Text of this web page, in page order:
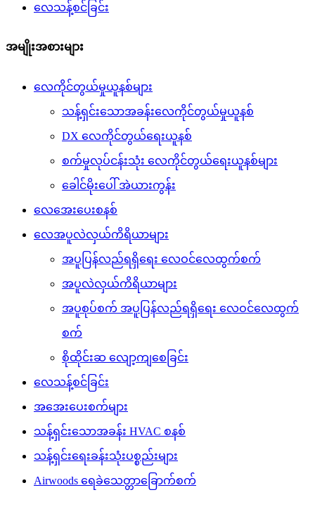
လေသန့်စင်ခြင်း
အမျိုးအစားများ
လေကိုင်တွယ်မှုယူနစ်များ
သန့်ရှင်းသောအခန်းလေကိုင်တွယ်မှုယူနစ်
DX လေကိုင်တွယ်ရေးယူနစ်
စက်မှုလုပ်ငန်းသုံး လေကိုင်တွယ်ရေးယူနစ်များ
ခေါင်မိုးပေါ် အဲယားကွန်း
လေအေးပေးစနစ်
လေအပူလဲလှယ်ကိရိယာများ
အပူပြန်လည်ရရှိရေး လေဝင်လေထွက်စက်
အပူလဲလှယ်ကိရိယာများ
အပူစုပ်စက် အပူပြန်လည်ရရှိရေး လေဝင်လေထွက်
စက်
စိုထိုင်းဆ လျော့ကျစေခြင်း
လေသန့်စင်ခြင်း
အအေးပေးစက်များ
သန့်ရှင်းသောအခန်း HVAC စနစ်
သန့်ရှင်းရေးခန်းသုံးပစ္စည်းများ
Airwoods ရေခဲသေတ္တာခြောက်စက်